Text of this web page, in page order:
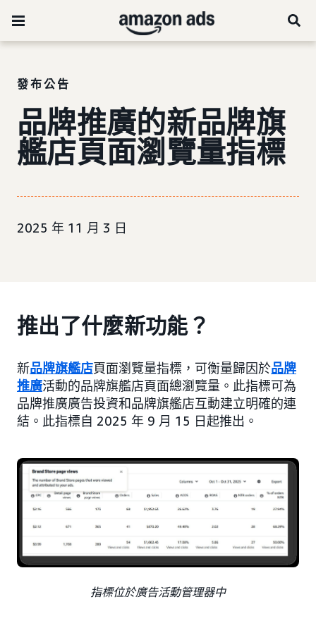
發布公告
品牌推廣的新品牌旗
艦店頁面瀏覽量指標
2025 年 11 月 3 日
推出了什麼新功能？
新品牌旗艦店頁面瀏覽量指標，可衡量歸因於品牌
推廣活動的品牌旗艦店頁面總瀏覽量。此指標可為
品牌推廣廣告投資和品牌旗艦店互動建立明確的連
結。此指標自 2025 年 9 月 15 日起推出。
指標位於廣告活動管理器中